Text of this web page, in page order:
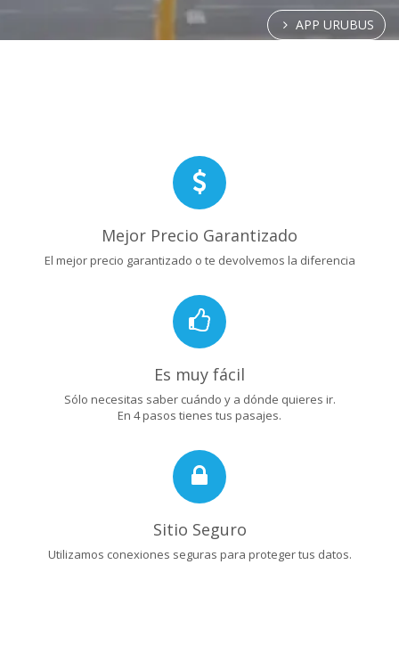
APP URUBUS
Mejor Precio Garantizado
El mejor precio garantizado o te devolvemos la diferencia
Es muy fácil
Sólo necesitas saber cuándo y a dónde quieres ir.
En 4 pasos tienes tus pasajes.
Sitio Seguro
Utilizamos conexiones seguras para proteger tus datos.